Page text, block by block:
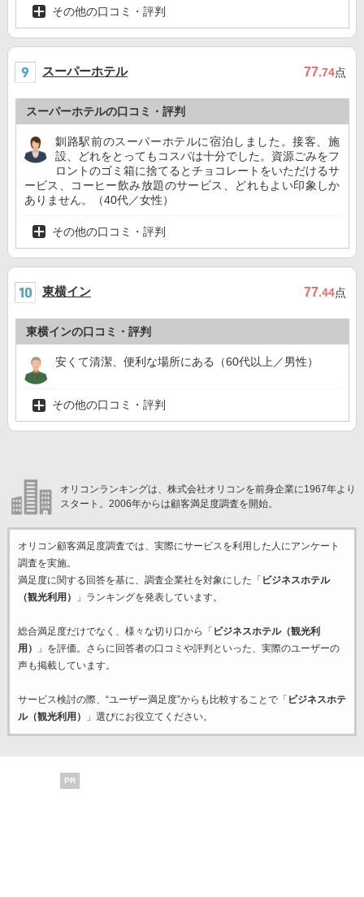
その他の口コミ・評判
スーパーホテル 77.74点
スーパーホテルの口コミ・評判
釧路駅前のスーパーホテルに宿泊しました。接客、施
設、どれをとってもコスパは十分でした。資源ごみをフ
ロントのゴミ箱に捨てるとチョコレートをいただけるサ
ービス、コーヒー飲み放題のサービス、どれもよい印象しか
ありません。（40代／女性）
その他の口コミ・評判
東横イン 77.44点
東横インの口コミ・評判
安くて清潔、便利な場所にある（60代以上／男性）
その他の口コミ・評判
オリコンランキングは、株式会社オリコンを前身企業に1967年より
スタート。2006年からは顧客満足度調査を開始。
オリコン顧客満足度調査では、実際にサービスを利用した 人にアンケート
調査を実施。
満足度に関する回答を基に、調査企業社を対象にした「 ビジネスホテル
（観光利用）
」ランキングを発表しています。
総合満足度だけでなく、様々な切り口から「 ビジネスホテル（観光利
用）
」を評価。さらに回答者の口コミや評判といった、実際のユーザーの
声も掲載しています。
サービス検討の際、“ユーザー満足度”からも比較することで「 ビジネスホテ
ル（観光利用）
」選びにお役立てください。
PR